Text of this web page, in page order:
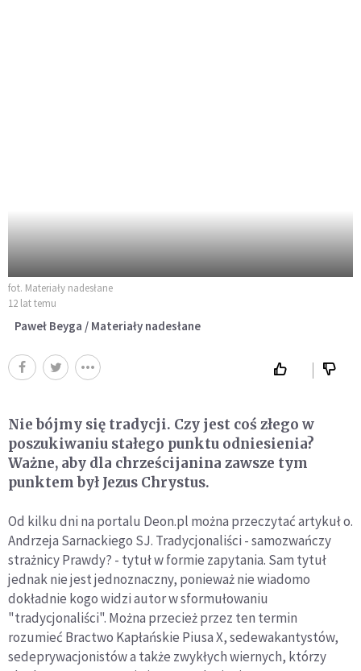
fot. Materiały nadesłane
12 lat temu
Paweł Beyga / Materiały nadesłane
Nie bójmy się tradycji. Czy jest coś złego w
poszukiwaniu stałego punktu odniesienia?
Ważne, aby dla chrześcijanina zawsze tym
punktem był Jezus Chrystus.
Od kilku dni na portalu Deon.pl można przeczytać artykuł o.
Andrzeja Sarnackiego SJ. Tradycjonaliści - samozwańczy
strażnicy Prawdy? - tytuł w formie zapytania. Sam tytuł
jednak nie jest jednoznaczny, ponieważ nie wiadomo
dokładnie kogo widzi autor w sformułowaniu
"tradycjonaliści". Można przecież przez ten termin
rozumieć Bractwo Kapłańskie Piusa X, sedewakantystów,
sedeprywacjonistów a także zwykłych wiernych, którzy